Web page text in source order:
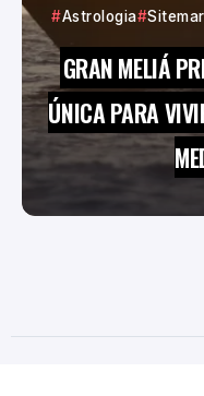
Astrologia
GRAN MELIÁ
ÚNICA PARA